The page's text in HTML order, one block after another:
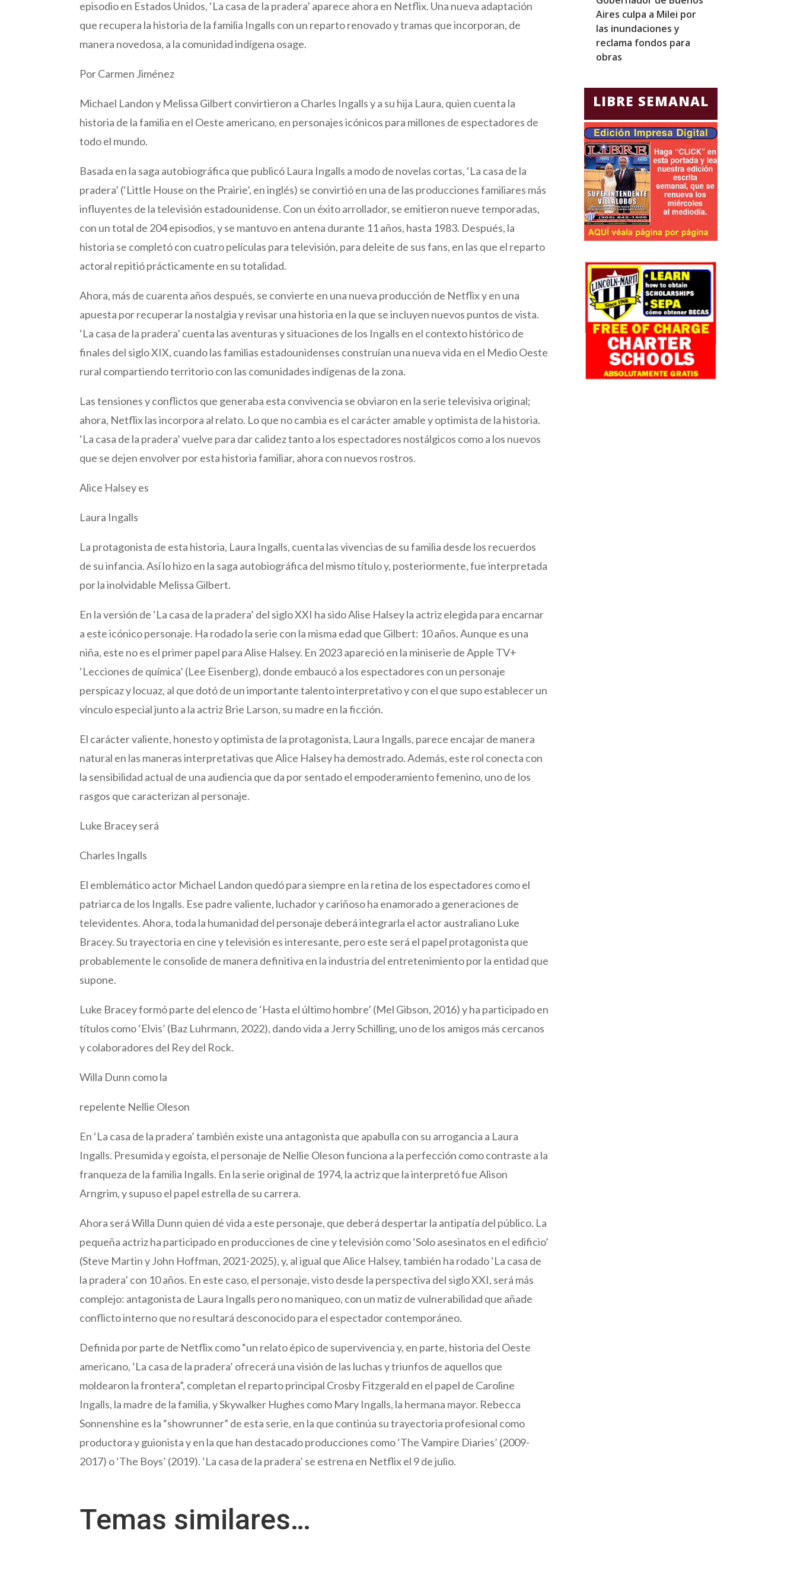
episodio en Estados Unidos, ‘La casa de la pradera’ aparece ahora en Netflix. Una nueva adaptación
que recupera la historia de la familia Ingalls con un reparto renovado y tramas que incorporan, de
manera novedosa, a la comunidad indígena osage.
Por Carmen Jiménez
Michael Landon y Melissa Gilbert convirtieron a Charles Ingalls y a su hija Laura, quien cuenta la
historia de la familia en el Oeste americano, en personajes icónicos para millones de espectadores de
todo el mundo.
Basada en la saga autobiográfica que publicó Laura Ingalls a modo de novelas cortas, ‘La casa de la
pradera’ (‘Little House on the Prairie’, en inglés) se convirtió en una de las producciones familiares más
influyentes de la televisión estadounidense. Con un éxito arrollador, se emitieron nueve temporadas,
con un total de 204 episodios, y se mantuvo en antena durante 11 años, hasta 1983. Después, la
historia se completó con cuatro películas para televisión, para deleite de sus fans, en las que el reparto
actoral repitió prácticamente en su totalidad.
Ahora, más de cuarenta años después, se convierte en una nueva producción de Netflix y en una
apuesta por recuperar la nostalgia y revisar una historia en la que se incluyen nuevos puntos de vista.
‘La casa de la pradera’ cuenta las aventuras y situaciones de los Ingalls en el contexto histórico de
finales del siglo XIX, cuando las familias estadounidenses construían una nueva vida en el Medio Oeste
rural compartiendo territorio con las comunidades indígenas de la zona.
Las tensiones y conflictos que generaba esta convivencia se obviaron en la serie televisiva original;
ahora, Netflix las incorpora al relato. Lo que no cambia es el carácter amable y optimista de la historia.
‘La casa de la pradera’ vuelve para dar calidez tanto a los espectadores nostálgicos como a los nuevos
que se dejen envolver por esta historia familiar, ahora con nuevos rostros.
Alice Halsey es
Laura Ingalls
La protagonista de esta historia, Laura Ingalls, cuenta las vivencias de su familia desde los recuerdos
de su infancia. Así lo hizo en la saga autobiográfica del mismo título y, posteriormente, fue interpretada
por la inolvidable Melissa Gilbert.
En la versión de ‘La casa de la pradera’ del siglo XXI ha sido Alise Halsey la actriz elegida para encarnar
a este icónico personaje. Ha rodado la serie con la misma edad que Gilbert: 10 años. Aunque es una
niña, este no es el primer papel para Alise Halsey. En 2023 apareció en la miniserie de Apple TV+
‘Lecciones de química’ (Lee Eisenberg), donde embaucó a los espectadores con un personaje
perspicaz y locuaz, al que dotó de un importante talento interpretativo y con el que supo establecer un
vínculo especial junto a la actriz Brie Larson, su madre en la ficción.
El carácter valiente, honesto y optimista de la protagonista, Laura Ingalls, parece encajar de manera
natural en las maneras interpretativas que Alice Halsey ha demostrado. Además, este rol conecta con
la sensibilidad actual de una audiencia que da por sentado el empoderamiento femenino, uno de los
rasgos que caracterizan al personaje.
Luke Bracey será
Charles Ingalls
El emblemático actor Michael Landon quedó para siempre en la retina de los espectadores como el
patriarca de los Ingalls. Ese padre valiente, luchador y cariñoso ha enamorado a generaciones de
televidentes. Ahora, toda la humanidad del personaje deberá integrarla el actor australiano Luke
Bracey. Su trayectoria en cine y televisión es interesante, pero este será el papel protagonista que
probablemente le consolide de manera definitiva en la industria del entretenimiento por la entidad que
supone.
Luke Bracey formó parte del elenco de ‘Hasta el último hombre’ (Mel Gibson, 2016) y ha participado en
títulos como ‘Elvis’ (Baz Luhrmann, 2022), dando vida a Jerry Schilling, uno de los amigos más cercanos
y colaboradores del Rey del Rock.
Willa Dunn como la
repelente Nellie Oleson
En ‘La casa de la pradera’ también existe una antagonista que apabulla con su arrogancia a Laura
Ingalls. Presumida y egoísta, el personaje de Nellie Oleson funciona a la perfección como contraste a la
franqueza de la familia Ingalls. En la serie original de 1974, la actriz que la interpretó fue Alison
Arngrim, y supuso el papel estrella de su carrera.
Ahora será Willa Dunn quien dé vida a este personaje, que deberá despertar la antipatía del público. La
pequeña actriz ha participado en producciones de cine y televisión como ‘Solo asesinatos en el edificio’
(Steve Martin y John Hoffman, 2021-2025), y, al igual que Alice Halsey, también ha rodado ‘La casa de
la pradera’ con 10 años. En este caso, el personaje, visto desde la perspectiva del siglo XXI, será más
complejo: antagonista de Laura Ingalls pero no maniqueo, con un matiz de vulnerabilidad que añade
conflicto interno que no resultará desconocido para el espectador contemporáneo.
Definida por parte de Netflix como “un relato épico de supervivencia y, en parte, historia del Oeste
americano, ‘La casa de la pradera’ ofrecerá una visión de las luchas y triunfos de aquellos que
moldearon la frontera”, completan el reparto principal Crosby Fitzgerald en el papel de Caroline
Ingalls, la madre de la familia, y Skywalker Hughes como Mary Ingalls, la hermana mayor. Rebecca
Sonnenshine es la “showrunner” de esta serie, en la que continúa su trayectoria profesional como
productora y guionista y en la que han destacado producciones como ‘The Vampire Diaries’ (2009-
2017) o ‘The Boys’ (2019). ‘La casa de la pradera’ se estrena en Netflix el 9 de julio.
Aires culpa a Milei por
las inundaciones y
reclama fondos para
obras
LIBRE SEMANAL
Temas similares…